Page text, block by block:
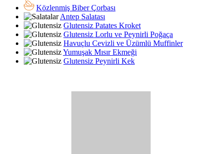
Közlenmiş Biber Çorbası
Antep Salatası
Glutensiz Patates Kroket
Glutensiz Lorlu ve Peynirli Poğaça
Havuçlu Cevizli ve Üzümlü Muffinler
Yumuşak Mısır Ekmeği
Glutensiz Peynirli Kek